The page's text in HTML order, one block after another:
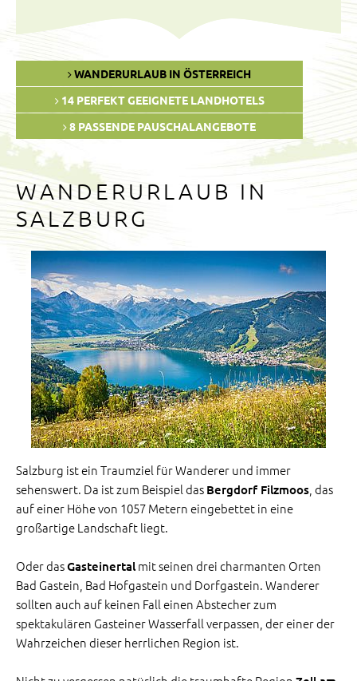
WANDERURLAUB IN ÖSTERREICH
14 PERFEKT GEEIGNETE LANDHOTELS
8 PASSENDE PAUSCHALANGEBOTE
WANDERURLAUB IN
SALZBURG
Salzburg ist ein Traumziel für Wanderer und immer
sehenswert. Da ist zum Beispiel das Bergdorf Filzmoos , das
auf einer Höhe von 1057 Metern eingebettet in eine
großartige Landschaft liegt.
Oder dasGasteinertal mit seinen drei charmanten Orten
Bad Gastein, Bad Hofgastein und Dorfgastein. Wanderer
sollten auch auf keinen Fall einen Abstecher zum
spektakulären Gasteiner Wasserfall verpassen, der einer der
Wahrzeichen dieser herrlichen Region ist.